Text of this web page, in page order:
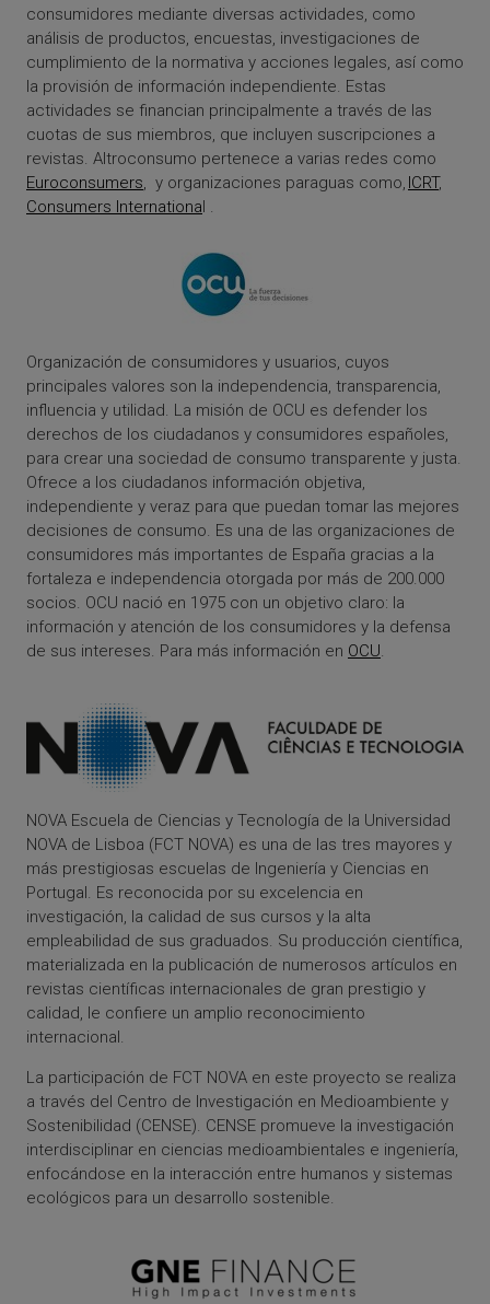
consumidores mediante diversas actividades, como
análisis de productos, encuestas, investigaciones de
cumplimiento de la normativa y acciones legales, así como
la provisión de información independiente. Estas
actividades se financian principalmente a través de las
cuotas de sus miembros, que incluyen suscripciones a
revistas. Altroconsumo pertenece a varias redes como
Euroconsumers, y organizaciones paraguas como, ICRT,
Consumers International .
Organización de consumidores y usuarios, cuyos
principales valores son la independencia, transparencia,
influencia y utilidad. La misión de OCU es defender los
derechos de los ciudadanos y consumidores españoles,
para crear una sociedad de consumo transparente y justa.
Ofrece a los ciudadanos información objetiva,
independiente y veraz para que puedan tomar las mejores
decisiones de consumo. Es una de las organizaciones de
consumidores más importantes de España gracias a la
fortaleza e independencia otorgada por más de 200.000
socios. OCU nació en 1975 con un objetivo claro: la
información y atención de los consumidores y la defensa
de sus intereses. Para más información en OCU.
NOVA Escuela de Ciencias y Tecnología de la Universidad
NOVA de Lisboa (FCT NOVA) es una de las tres mayores y
más prestigiosas escuelas de Ingeniería y Ciencias en
Portugal. Es reconocida por su excelencia en
investigación, la calidad de sus cursos y la alta
empleabilidad de sus graduados. Su producción científica,
materializada en la publicación de numerosos artículos en
revistas científicas internacionales de gran prestigio y
calidad, le confiere un amplio reconocimiento
internacional.
La participación de FCT NOVA en este proyecto se realiza
a través del Centro de Investigación en Medioambiente y
Sostenibilidad (CENSE). CENSE promueve la investigación
interdisciplinar en ciencias medioambientales e ingeniería,
enfocándose en la interacción entre humanos y sistemas
ecológicos para un desarrollo sostenible.